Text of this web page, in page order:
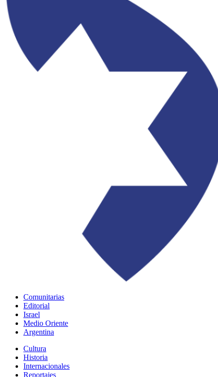
Comunitarias
Editorial
Israel
Medio Oriente
Argentina
Cultura
Historia
Internacionales
Reportajes